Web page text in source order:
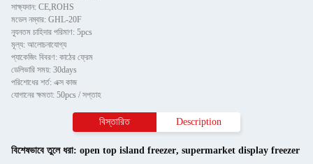
সাক্ষ্যদান: CE,ROHS
মডেল নম্বার: GHL-20F
ন্যূনতম চাহিদার পরিমাণ: 5pcs
মূল্য: আলোচনাযোগ্য
প্যাকেজিং বিবরণ: কাঠের ফ্রেম
ডেলিভারি সময়: 30days
পরিশোধের শর্ত: এক্স কাজ
যোগানের ক্ষমতা: 50pcs / সপ্তাহ
বিস্তারিত Description
বিশেষভাবে তুলে ধরা: open top island freezer, supermarket display freezer